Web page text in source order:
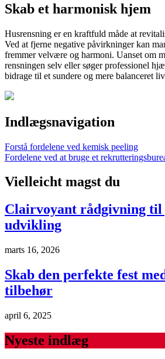
Skab et harmonisk hjem
Husrensning er en kraftfuld måde at
Ved at fjerne negative påvirkninger kan
fremmer velvære og harmoni. Uanset om
rensningen selv eller søger professionel
bidrage til et sundere og mere balanceret
Indlægsnavigation
Forstå fordelene ved kemisk peeling
Fordelene ved at bruge et
Vielleicht magst du
Clairvoyant rådgivning til
udvikling
marts 16, 2026
Skab den perfekte fest
tilbehør
april 6, 2025
Nyeste indlæg